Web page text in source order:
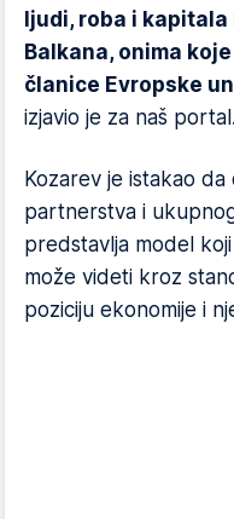
ljudi, roba i
Balkana, onima
članice Evropske
izjavio je za naš portal.
Kozarev je istakao
partnerstva i
predstavlja model
može videti kroz
poziciju ekonomije i